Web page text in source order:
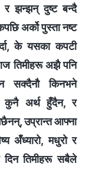
र झन्झन् दुष्ट बन्दै
अर्को पुस्ता नष्ट
के यसका कपटी
तिमीहरू अझै पनि
सक्दैनौ किनभने
कुनै अर्थ हुँदैन, र
उप्रान्त आफ्ना
अँध्यारो, मधुरो र
तिमीहरू सबैले